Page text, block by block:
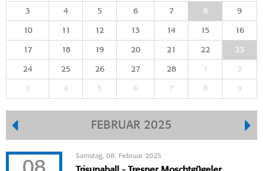
3 4 5 6 7 8 9
10 11 12 13 14 15 16
17 18 19 20 21 22 23
24 25 26 27 28 1 2
3 4 5 6 7 8 9
FEBRUAR 2025
Samstag, 08. Februar 2025